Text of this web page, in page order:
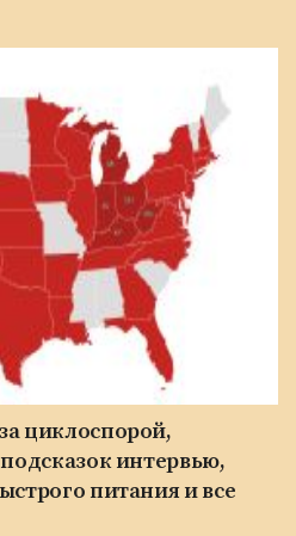
циклоспорой,
подсказок интервью,
питания и все